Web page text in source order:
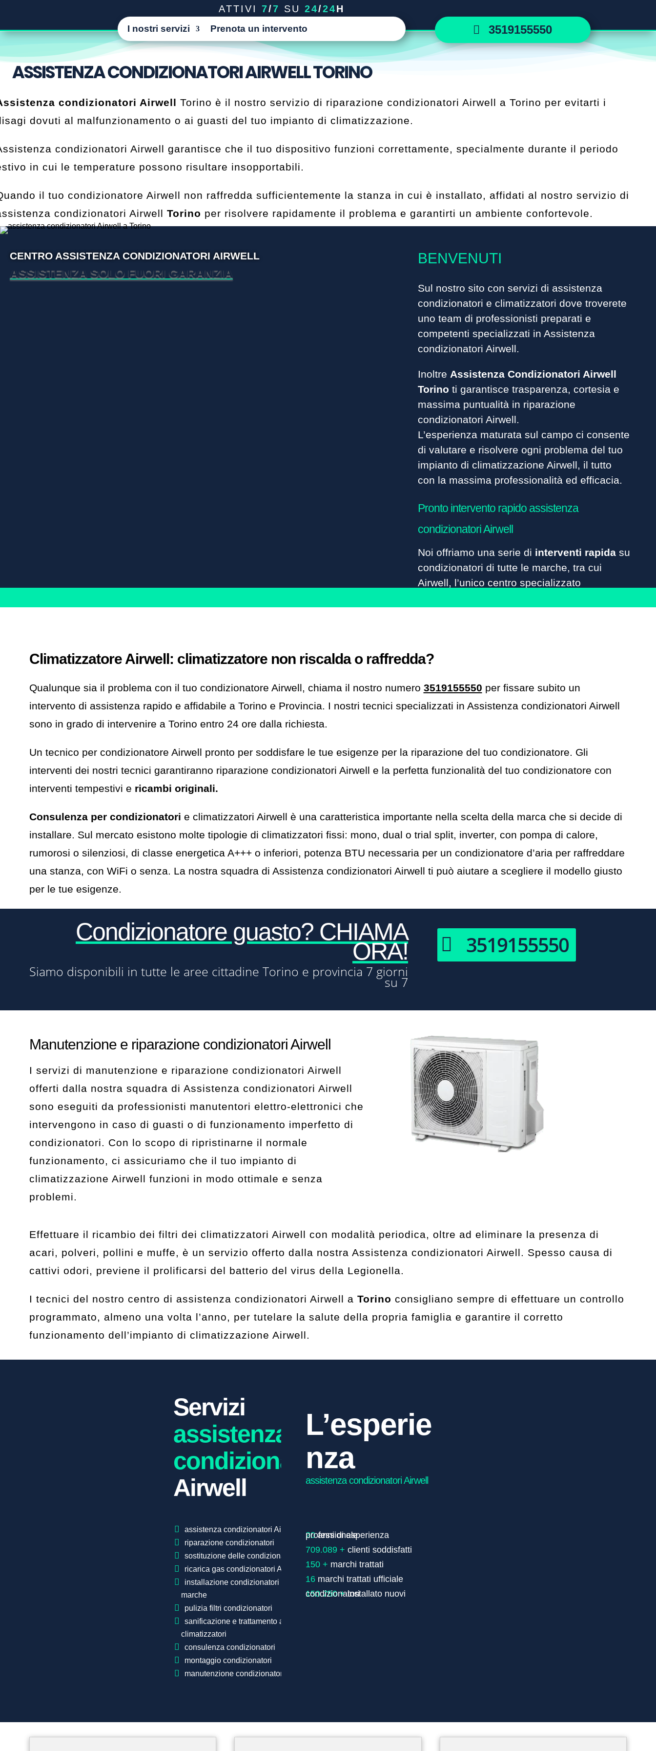
ATTIVI 7/7 SU 24/24H
I nostri servizi Prenota un intervento 3519155550
ASSISTENZA CONDIZIONATORI AIRWELL TORINO
condizionatori Airwell Torino è il nostro servizio di riparazione condizionatori Airwell a Torino per evitarti i
dovuti al malfunzionamento o ai guasti del tuo impianto di climatizzazione.
condizionatori Airwell garantisce che il tuo dispositivo funzioni correttamente, specialmente durante il periodo
in cui le temperature possono risultare insopportabili.
il tuo condizionatore Airwell non raffredda sufficientemente la stanza in cui è installato, affidati al nostro servizio di
condizionatori Airwell Torino per risolvere rapidamente il problema e garantirti un ambiente confortevole.
CENTRO ASSISTENZA CONDIZIONATORI AIRWELL
ASSISTENZA SOLO FUORI GARANZIA
BENVENUTI
Sul nostro sito con servizi di assistenza
condizionatori e climatizzatori dove troverete
uno team di professionisti preparati e
competenti specializzati in Assistenza
condizionatori Airwell.
Inoltre Assistenza Condizionatori Airwell
Torino ti garantisce trasparenza, cortesia e
massima puntualità in riparazione
condizionatori Airwell.
L’esperienza maturata sul campo ci consente
di valutare e risolvere ogni problema del tuo
impianto di climatizzazione Airwell, il tutto
con la massima professionalità ed efficacia.
Pronto intervento rapido assistenza
condizionatori Airwell
Noi offriamo una serie di interventi rapida su
condizionatori di tutte le marche, tra cui
Airwell, l’unico centro specializzato
Climatizzatore Airwell: climatizzatore non riscalda o raffredda?
Qualunque sia il problema con il tuo condizionatore Airwell, chiama il nostro numero 3519155550 per fissare subito un
intervento di assistenza rapido e affidabile a Torino e Provincia. I nostri tecnici specializzati in Assistenza condizionatori Airwell
sono in grado di intervenire a Torino entro 24 ore dalla richiesta.
Un tecnico per condizionatore Airwell pronto per soddisfare le tue esigenze per la riparazione del tuo condizionatore. Gli
interventi dei nostri tecnici garantiranno riparazione condizionatori Airwell e la perfetta funzionalità del tuo condizionatore con
interventi tempestivi e ricambi originali.
Consulenza per condizionatori e climatizzatori Airwell è una caratteristica importante nella scelta della marca che si decide di
installare. Sul mercato esistono molte tipologie di climatizzatori fissi: mono, dual o trial split, inverter, con pompa di calore,
rumorosi o silenziosi, di classe energetica A+++ o inferiori, potenza BTU necessaria per un condizionatore d’aria per raffreddare
una stanza, con WiFi o senza. La nostra squadra di Assistenza condizionatori Airwell ti può aiutare a scegliere il modello giusto
per le tue esigenze.
Condizionatore guasto? CHIAMA
ORA!
Siamo disponibili in tutte le aree cittadine Torino e provincia 7 giorni
su 7
3519155550
Manutenzione e riparazione condizionatori Airwell
I servizi di manutenzione e riparazione condizionatori Airwell
offerti dalla nostra squadra di Assistenza condizionatori Airwell
sono eseguiti da professionisti manutentori elettro-elettronici che
intervengono in caso di guasti o di funzionamento imperfetto di
condizionatori. Con lo scopo di ripristinarne il normale
funzionamento, ci assicuriamo che il tuo impianto di
climatizzazione Airwell funzioni in modo ottimale e senza
problemi.
Effettuare il ricambio dei filtri dei climatizzatori Airwell con modalità periodica, oltre ad eliminare la presenza di
acari, polveri, pollini e muffe, è un servizio offerto dalla nostra Assistenza condizionatori Airwell. Spesso causa di
cattivi odori, previene il prolificarsi del batterio del virus della Legionella.
I tecnici del nostro centro di assistenza condizionatori Airwell a Torino consigliano sempre di effettuare un controllo
programmato, almeno una volta l’anno, per tutelare la salute della propria famiglia e garantire il corretto
funzionamento dell’impianto di climatizzazione Airwell.
Servizi
assistenza
condizionatori
Airwell
assistenza condizionatori Airwell
riparazione condizionatori
sostituzione delle condizionatori
ricarica gas condizionatori Airwell
installazione condizionatori delle migliori
marche
pulizia filtri condizionatori
sanificazione e trattamento antilegionella
climatizzatori
consulenza condizionatori
montaggio condizionatori
manutenzione condizionatori Airwell
351915555
0
Contattaci subito assistenza condizionatori Airwell
L’esperie
nza
assistenza condizionatori Airwell
20
709.089 +
150 +
16
150.750 +